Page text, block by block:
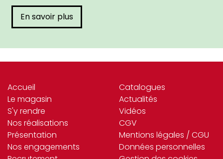
En savoir plus
Accueil
Le magasin
S'y rendre
Nos réalisations
Présentation
Nos engagements
Catalogues
Actualités
Vidéos
CGV
Mentions légales / CGU
Données personnelles